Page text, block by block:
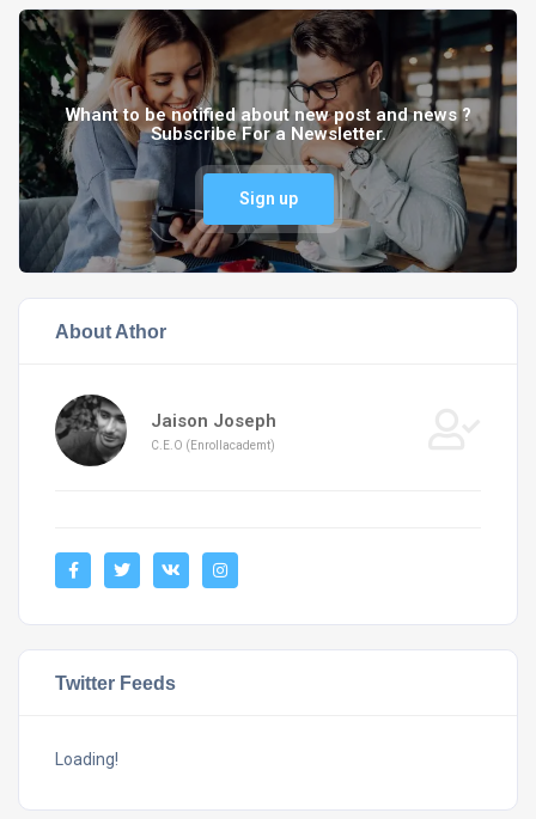
Whant to be notified about new post and news ?
Subscribe For a Newsletter.
Sign up
About Athor
Jaison Joseph
C.E.O (Enrollacademt)
Twitter Feeds
Loading!